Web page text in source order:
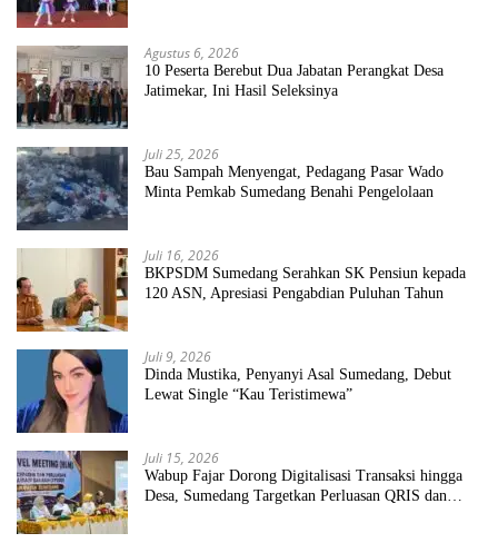
Agustus 6, 2026
10 Peserta Berebut Dua Jabatan Perangkat Desa
Jatimekar, Ini Hasil Seleksinya
Juli 25, 2026
Bau Sampah Menyengat, Pedagang Pasar Wado
Minta Pemkab Sumedang Benahi Pengelolaan
Juli 16, 2026
BKPSDM Sumedang Serahkan SK Pensiun kepada
120 ASN, Apresiasi Pengabdian Puluhan Tahun
Juli 9, 2026
Dinda Mustika, Penyanyi Asal Sumedang, Debut
Lewat Single “Kau Teristimewa”
Juli 15, 2026
Wabup Fajar Dorong Digitalisasi Transaksi hingga
Desa, Sumedang Targetkan Perluasan QRIS dan